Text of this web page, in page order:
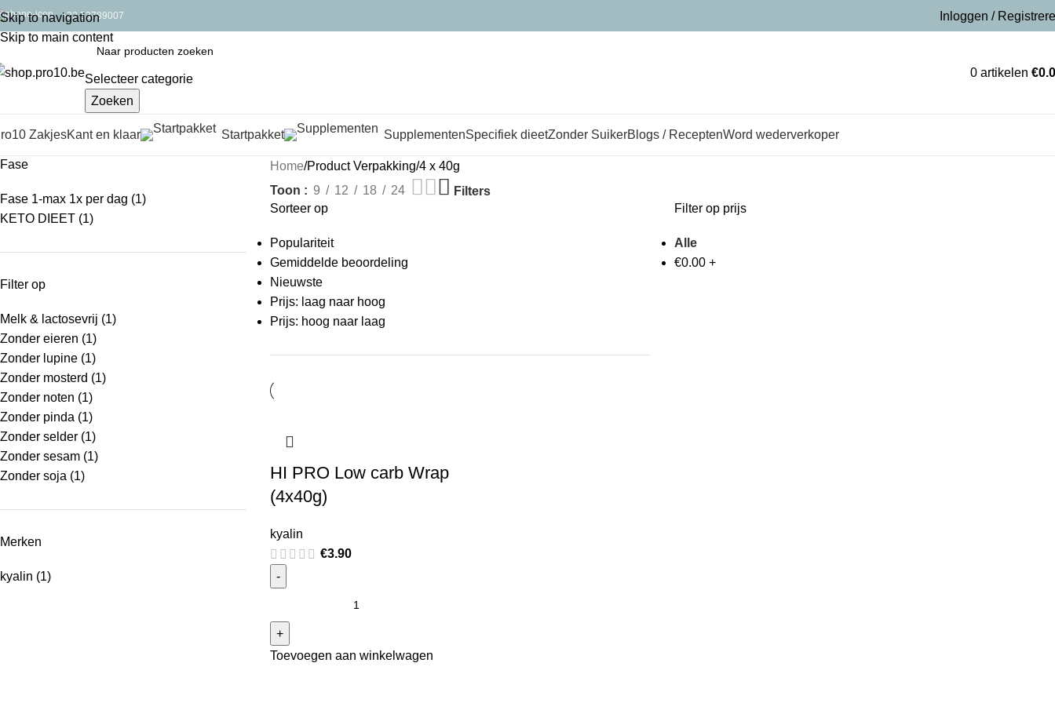
Skip to navigation
Skip to main content
+32 53789007 Inloggen /
Selecteer categorie
Zoeken
0 artikelen €
ZakjesKant en klaar Startpakket SupplementenSpecifiek dieetZonder SuikerBlogs / ReceptenWord wederverkoper
Fase
Fase 1-max 1x per dag (1)
KETO DIEET (1)
Filter op
Melk & lactosevrij (1)
Zonder eieren (1)
Zonder lupine (1)
Zonder mosterd (1)
Zonder noten (1)
Zonder pinda (1)
Zonder selder (1)
Zonder sesam (1)
Zonder soja (1)
Merken
kyalin (1)
Home Product Verpakking 4 x 40g
Toon
9 12 18 24
Filters
Sorteer op
Populariteit
Gemiddelde beoordeling
Nieuwste
Prijs: laag naar hoog
Prijs: hoog naar laag
Filter op prijs
Alle
€0.00+
HI PRO Low carb Wrap
(4x40g)
kyalin
€3.90
Toevoegen aan winkelwagen